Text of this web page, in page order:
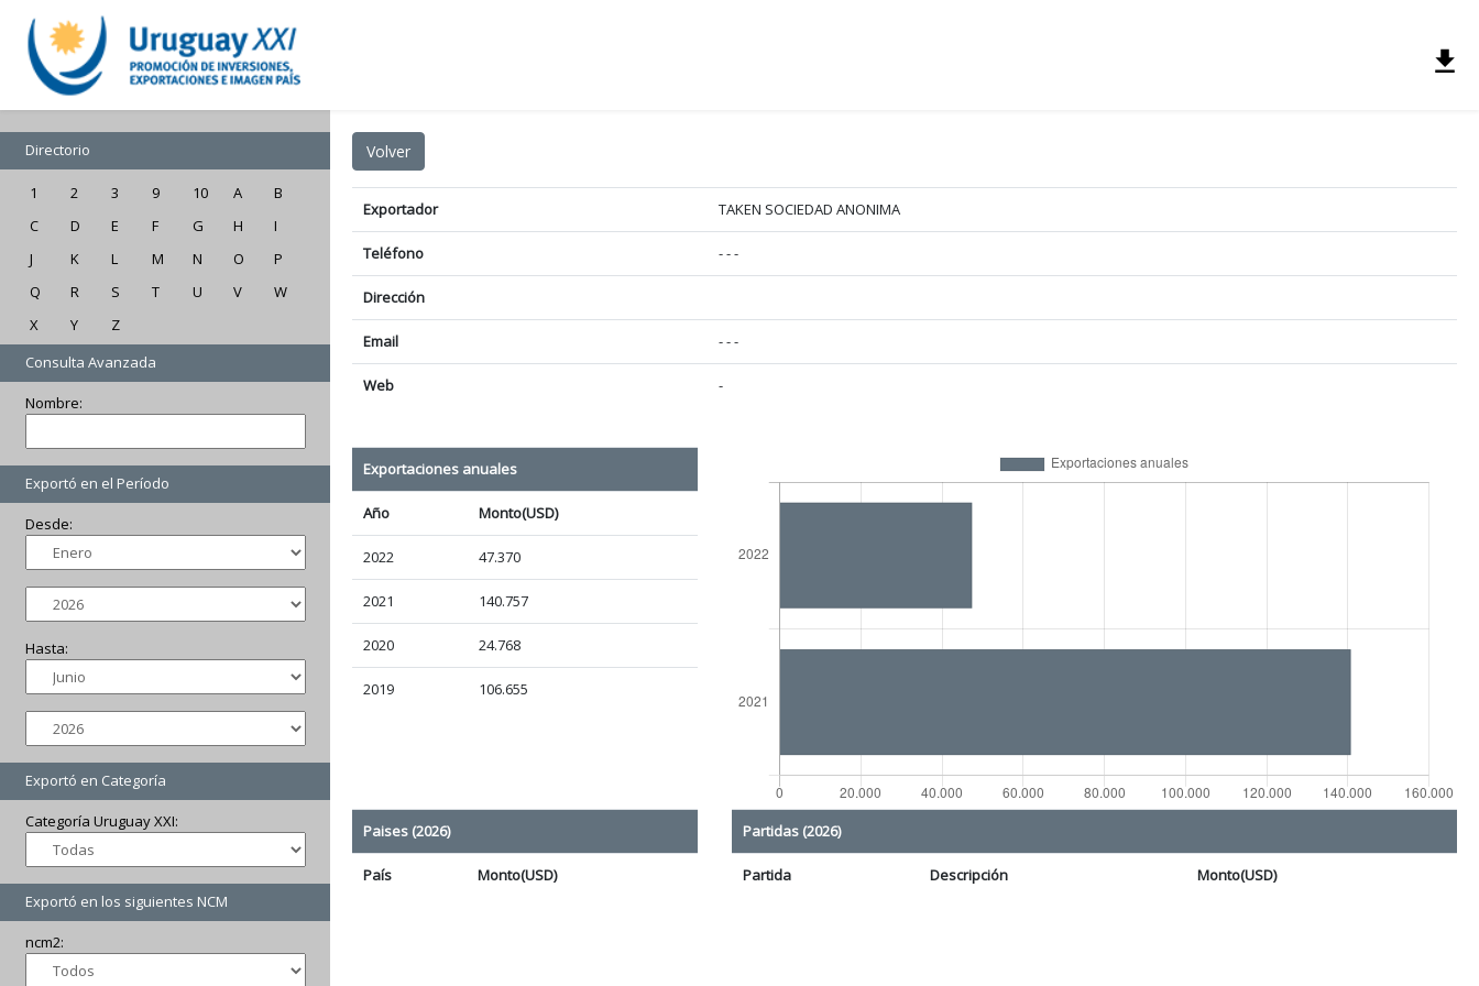
Directorio
1 2 3 9 10 A
B
C
D E F G H
I
J
K L M N O
P
Q
R S T U V
W
X
Y
Z
Consulta Avanzada
Nombre:
Exportó en el Período
Desde:
Hasta:
Exportó en Categoría
Categoría Uruguay XXI:
Exportó en los siguientes NCM
ncm2:
Exportador TAKEN SOCIEDAD ANONIMA
Teléfono - - -
Dirección
Email - - -
Web -
Exportaciones anuales
Año Monto(USD)
2022 47.370
2021 140.757
2020 24.768
2019 106.655
Paises (2026)
País Monto(USD)
Partidas (2026)
Partida Descripción Monto(USD)